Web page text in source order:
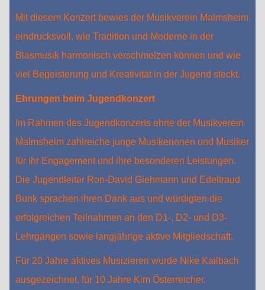
Mit diesem Konzert bewies der Musikverein Malmsheim
eindrucksvoll, wie Tradition und Moderne in der
Blasmusik harmonisch verschmelzen können und wie
viel Begeisterung und Kreativität in der Jugend steckt.
Ehrungen beim Jugendkonzert
Im Rahmen des Jugendkonzerts ehrte der Musikverein
Malmsheim zahlreiche junge Musikerinnen und Musiker
für ihr Engagement und ihre besonderen Leistungen.
Die Jugendleiter Ron-David Giehmann und Edeltraud
Bunk sprachen ihren Dank aus und würdigten die
erfolgreichen Teilnahmen an den D1-, D2- und D3-
Lehrgängen sowie langjährige aktive Mitgliedschaft.
Für 20 Jahre aktives Musizieren wurde Nike Kailbach
ausgezeichnet, für 10 Jahre Kim Österreicher.